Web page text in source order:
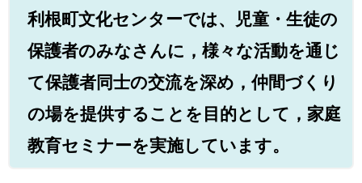
利根町文化センターでは、児童・生徒の
保護者のみなさんに，様々な活動を通じ
て保護者同士の交流を深め，仲間づくり
の場を提供することを目的として，家庭
教育セミナーを実施しています。